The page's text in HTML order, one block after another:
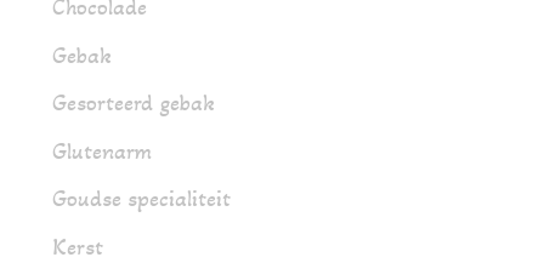
Chocolade
Gebak
Gesorteerd gebak
Glutenarm
Goudse specialiteit
Kerst